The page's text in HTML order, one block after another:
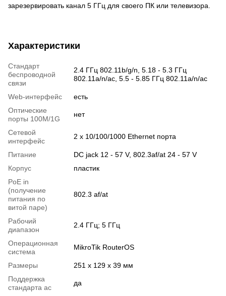
зарезервировать канал 5 ГГц для своего ПК или телевизора.
Характеристики
Стандарт
беспроводной
связи
2.4 ГГц 802.11b/g/n, 5.18 - 5.3 ГГц
802.11a/n/ac, 5.5 - 5.85 ГГц 802.11a/n/ac
Web-интерфейс
есть
Оптические
порты 100M/1G
нет
Сетевой
интерфейс
2 х 10/100/1000 Ethernet порта
Питание
DC jack 12 - 57 V, 802.3af/at 24 - 57 V
Корпус
пластик
PoE in
(получение
питания по
витой паре)
802.3 af/at
Рабочий
диапазон
2.4 ГГц; 5 ГГц
Операционная
система
MikroTik RouterOS
Размеры
251 x 129 x 39 мм
Поддержка
стандарта ac
да